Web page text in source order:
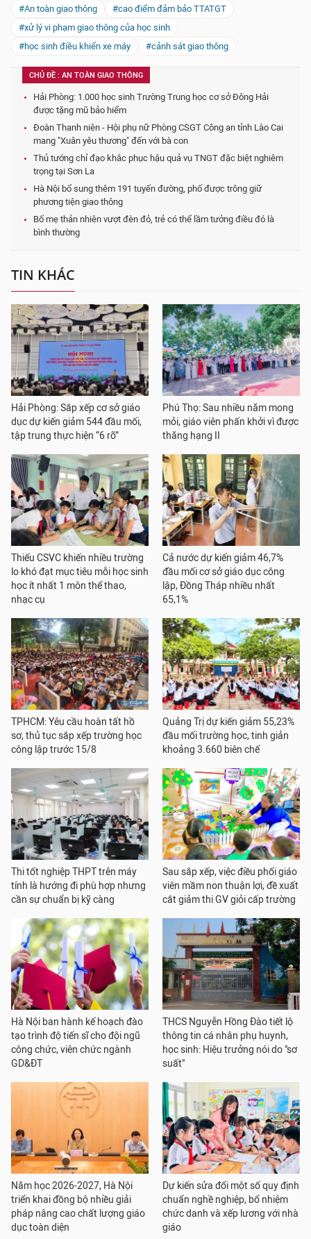
#An toàn giao thông
#cao điểm đảm bảo TTATGT
#xử lý vi phạm giao thông của học sinh
#học sinh điều khiển xe máy
#cảnh sát giao thông
CHỦ ĐỀ : AN TOÀN GIAO THÔNG
Hải Phòng: 1.000 học sinh Trường Trung học cơ sở Đông Hải
được tặng mũ bảo hiểm
Đoàn Thanh niên - Hội phụ nữ Phòng CSGT Công an tỉnh Lào Cai
mang "Xuân yêu thương" đến với bà con
Thủ tướng chỉ đạo khắc phục hậu quả vụ TNGT đặc biệt nghiêm
trọng tại Sơn La
Hà Nội bổ sung thêm 191 tuyến đường, phố được trông giữ
phương tiện giao thông
Bố mẹ thản nhiên vượt đèn đỏ, trẻ có thể lầm tưởng điều đó là
bình thường
TIN KHÁC
Hải Phòng: Sắp xếp cơ sở giáo
dục dự kiến giảm 544 đầu mối,
tập trung thực hiện “6 rõ”
Phú Thọ: Sau nhiều năm mong
mỏi, giáo viên phấn khởi vì được
thăng hạng II
Thiếu CSVC khiến nhiều trường
lo khó đạt mục tiêu mỗi học sinh
học ít nhất 1 môn thể thao,
nhạc cụ
Cả nước dự kiến giảm 46,7%
đầu mối cơ sở giáo dục công
lập, Đồng Tháp nhiều nhất
65,1%
TPHCM: Yêu cầu hoàn tất hồ
sơ, thủ tục sắp xếp trường học
công lập trước 15/8
Quảng Trị dự kiến giảm 55,23%
đầu mối trường học, tinh giản
khoảng 3.660 biên chế
Thi tốt nghiệp THPT trên máy
tính là hướng đi phù hợp nhưng
cần sự chuẩn bị kỹ càng
Sau sắp xếp, việc điều phối giáo
viên mầm non thuận lợi, đề xuất
cắt giảm thi GV giỏi cấp trường
Hà Nội ban hành kế hoạch đào
tạo trình độ tiến sĩ cho đội ngũ
công chức, viên chức ngành
GD&ĐT
THCS Nguyễn Hồng Đào tiết lộ
thông tin cá nhân phụ huynh,
học sinh: Hiệu trưởng nói do "sơ
suất"
Năm học 2026-2027, Hà Nội
triển khai đồng bộ nhiều giải
pháp nâng cao chất lượng giáo
dục toàn diện
Dự kiến sửa đổi một số quy định
chuẩn nghề nghiệp, bổ nhiệm
chức danh và xếp lương với nhà
giáo